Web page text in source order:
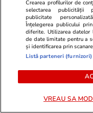
Radu Miruţă
plătit 2.500-2.700
noapte, în vacanță.
de fapt, sejurul cu
PARTENERI
Crearea profilurilor de
selectarea publicității
publicitate
Înțelegerea publicului
diferite. Utilizarea datelor
de date limitate pentru a
și identificarea prin
Listă parteneri (furnizori)
VREAU SA